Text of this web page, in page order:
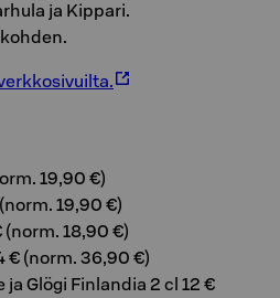
ja Kippari.
19,90 €)
19,90 €)
(norm. 18,90 €)
€ (norm. 36,90 €)
Glögi Finlandia 2 cl 12 €